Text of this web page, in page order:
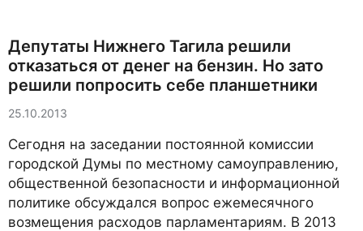
Депутаты Нижнего Тагила решили
отказаться от денег на бензин. Но зато
решили попросить себе планшетники
25.10.2013
Сегодня на заседании постоянной комиссии
городской Думы по местному самоуправлению,
общественной безопасности и информационной
политике обсуждался вопрос ежемесячного
возмещения расходов парламентариям. В 2013